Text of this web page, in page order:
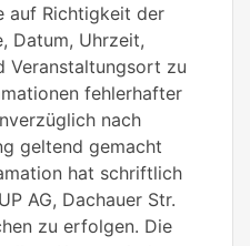
auf Richtigkeit der
Datum, Uhrzeit,
Veranstaltungsort zu
fehlerhafter
nach
geltend gemacht
hat schriftlich
AG, Dachauer Str.
zu erfolgen. Die